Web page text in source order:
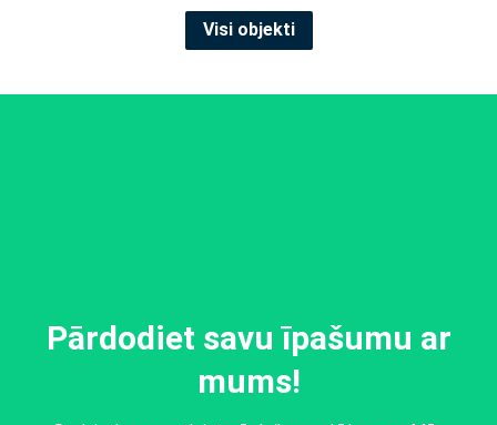
Visi objekti
Pārdodiet savu īpašumu ar
mums!